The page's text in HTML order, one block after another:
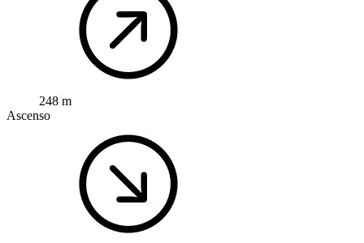
248 m
Ascenso